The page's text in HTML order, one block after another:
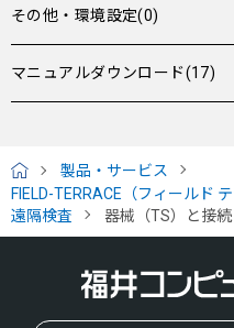
その他・環境設定(0)
マニュアルダウンロード(17)
H
O
製品・サービス
FIELD-TERRACE（フィールド テ
遠隔検査
器械（TS）と接